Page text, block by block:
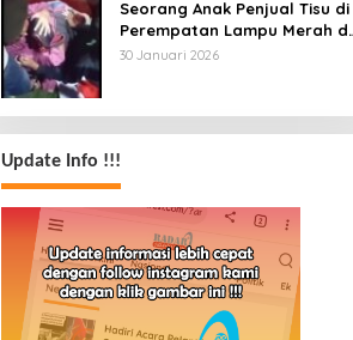
Seorang Anak Penjual Tisu di
Perempatan Lampu Merah di
Wua-Wua Tewas, Diduga Jadi
30 Januari 2026
Update Info !!!